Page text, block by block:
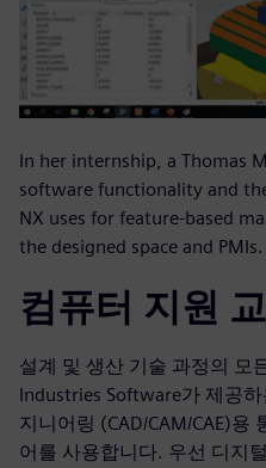
In her internship, a Thomas
software functionality and
NX uses for feature-based
the designed space and PMIs.
컴퓨터 지원
설계 및 생산 기술 과정의 모
Industries Software가 제공
지니어링 (CAD/CAM/CAE)용
어를 사용합니다. 우선 디지